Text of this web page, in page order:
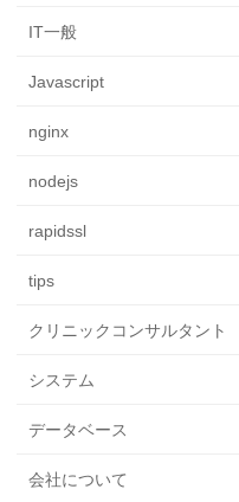
IT一般
Javascript
nginx
nodejs
rapidssl
tips
クリニックコンサルタント
システム
データベース
会社について